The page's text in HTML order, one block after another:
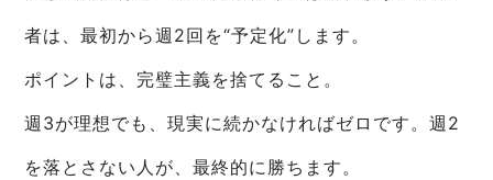
者は、最初から週2回を“予定化”します。
ポイントは、完璧主義を捨てること。
週3が理想でも、現実に続かなければゼロです。週2
を落とさない人が、最終的に勝ちます。